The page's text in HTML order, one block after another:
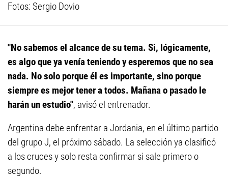
Fotos: Sergio Dovio
"No sabemos el alcance de su tema. Si, lógicamente,
es algo que ya venía teniendo y esperemos que no sea
nada. No solo porque él es importante, sino porque
siempre es mejor tener a todos. Mañana o pasado le
harán un estudio", avisó el entrenador.
Argentina debe enfrentar a Jordania, en el último partido
del grupo J, el próximo sábado. La selección ya clasificó
a los cruces y solo resta confirmar si sale primero o
segundo.